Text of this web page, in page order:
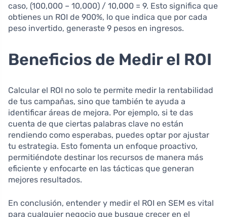
caso, (100,000 – 10,000) / 10,000 = 9. Esto significa que
obtienes un ROI de 900%, lo que indica que por cada
peso invertido, generaste 9 pesos en ingresos.
Beneficios de Medir el ROI
Calcular el ROI no solo te permite medir la rentabilidad
de tus campañas, sino que también te ayuda a
identificar áreas de mejora. Por ejemplo, si te das
cuenta de que ciertas palabras clave no están
rendiendo como esperabas, puedes optar por ajustar
tu estrategia. Esto fomenta un enfoque proactivo,
permitiéndote destinar los recursos de manera más
eficiente y enfocarte en las tácticas que generan
mejores resultados.
En conclusión, entender y medir el ROI en SEM es vital
para cualquier negocio que busque crecer en el